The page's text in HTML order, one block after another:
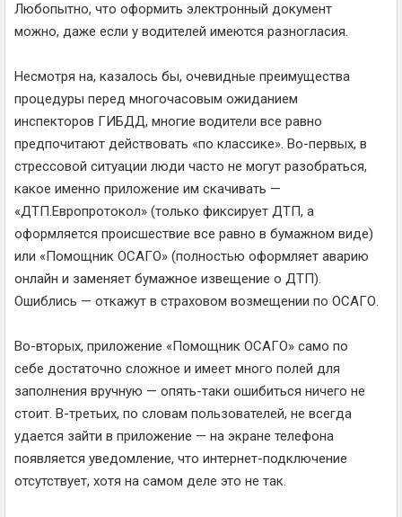
Любопытно, что оформить электронный документ
можно, даже если у водителей имеются разногласия.
Несмотря на, казалось бы, очевидные преимущества
процедуры перед многочасовым ожиданием
инспекторов ГИБДД, многие водители все равно
предпочитают действовать «по классике». Во-первых, в
стрессовой ситуации люди часто не могут разобраться,
какое именно приложение им скачивать —
«ДТП.Европротокол» (только фиксирует ДТП, а
оформляется происшествие все равно в бумажном виде)
или «Помощник ОСАГО» (полностью оформляет аварию
онлайн и заменяет бумажное извещение о ДТП).
Ошиблись — откажут в страховом возмещении по ОСАГО.
Во-вторых, приложение «Помощник ОСАГО» само по
себе достаточно сложное и имеет много полей для
заполнения вручную — опять-таки ошибиться ничего не
стоит. В-третьих, по словам пользователей, не всегда
удается зайти в приложение — на экране телефона
появляется уведомление, что интернет-подключение
отсутствует, хотя на самом деле это не так.